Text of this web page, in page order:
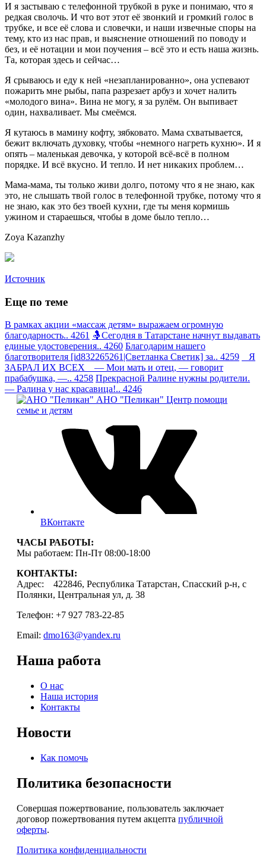
И я застываю с телефонной трубкой в руке и понимаю, что я
редкая сволочь. И что вот этот её звонкий и громкий голос в
трубке, и все её слова и словечки, и наши извечные споры на
тему, кто из нас прав, и выяснение отношений по поводу и
без, и её нотации и мои поучения – всё это и есть наша жизнь.
Та, которая здесь и сейчас…
Я срываюсь и еду к ней «незапланированно», она успевают
пожарить мне рыбы, папа разрезает арбуз и хочет налить
«молодого вина». Вина не могу, я за рулём. Он выпивает
один, нахваливает. Мы смеёмся.
Я кутаюсь в мамину кофту, зябковато. Мама схватывается,
бежит включать духовку, чтобы «немного нагреть кухню». И я
опять – маленькая девочка, у которой всё-всё в полном
порядке. И всё вкусно. И тепло. И нет никаких проблем…
Мама-мама, ты только живи долго, потому что я не знаю, как
это, не слышать твой голос в телефонной трубке, потому что я
не знаю, как это без твоей кухни, где ты меня кормишь
ужином и стараешься, чтобы в доме было тепло…
Zoya Kazanzhy
Источник
Еще по теме
В рамках акции «массаж детям» выражаем огромную
благодарность.. 4261 🤱Сегодня в Татарстане начнут выдавать
единые удостоверения.. 4260 Благодарим нашего
благотворителя [id832265261|Светланка Светик] за.. 4259
Я
ЗАБРАЛ ИХ ВСЕХ — Мои мать и отец, — говорит
прабабушка, —.. 4258 Прекрасной Ралине нужны родители.
— Ралина у нас красавица!.. 4246
АНО "Пеликан" Центр помощи
семье и детям
ВКонтакте
ЧАСЫ РАБОТЫ:
Мы работаем: Пн-Пт 08:00-18:00
КОНТАКТЫ:
Адрес: 422846, Республика Татарстан, Спасский р-н, с
Полянки, Центральная ул, д. 38
Телефон: +7 927 783-22-85
Email: dmo163@yandex.ru
Наша работа
О нас
Наша история
Контакты
Новости
Как помочь
Политика безопасности
Совершая пожертвование, пользователь заключает
договор пожертвования путем акцепта публичной
оферты.
Политика конфиденциальности